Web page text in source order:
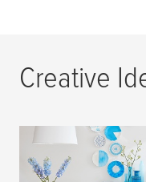
Creative
DIY Magazine